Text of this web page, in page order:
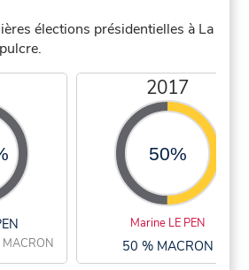
élections présidentielles à La
2017
50%
Marine LE PEN
50 % MACRON